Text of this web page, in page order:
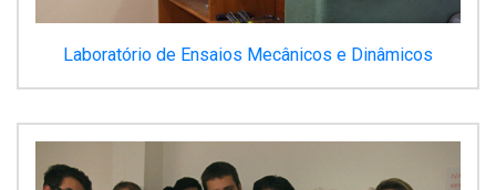
Laboratório de Ensaios Mecânicos e Dinâmicos